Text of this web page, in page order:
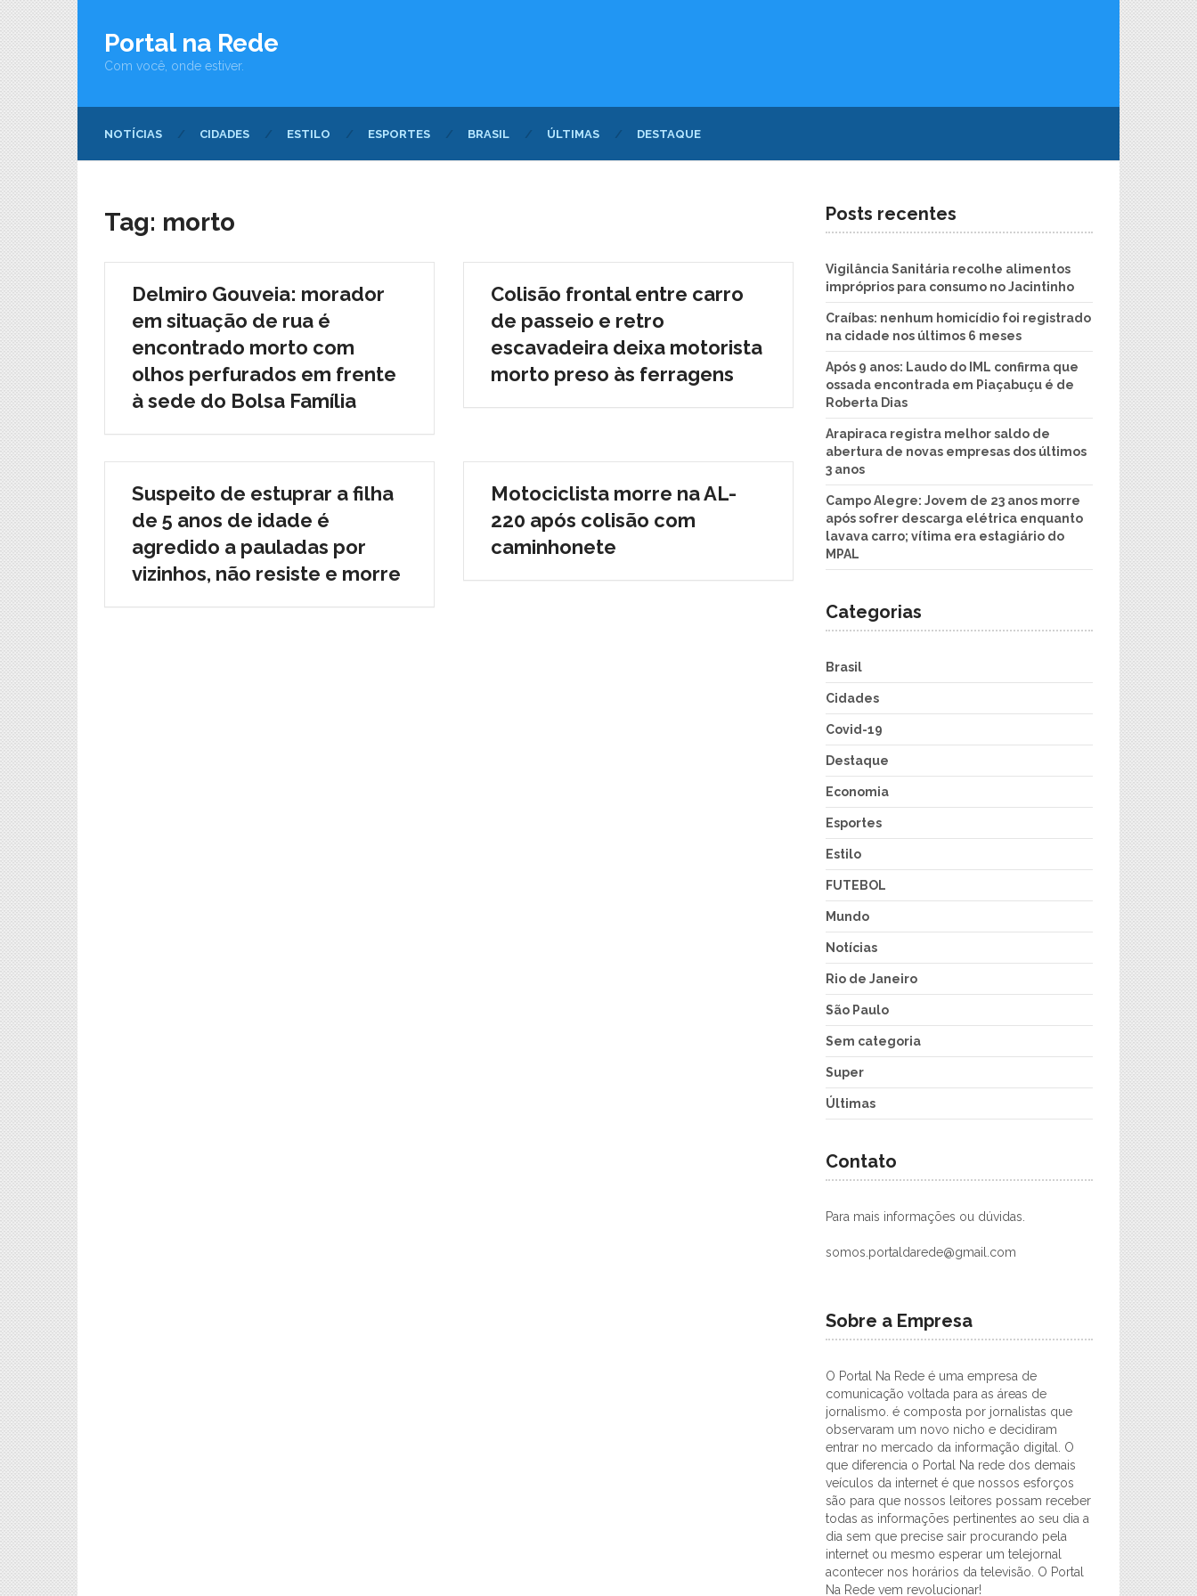
Portal na Rede
Com você, onde estiver.
NOTÍCIAS CIDADES ESTILO ESPORTES BRASIL ÚLTIMAS DESTAQUE
Tag: morto
Delmiro Gouveia: morador
em situação de rua é
encontrado morto com
olhos perfurados em frente
à sede do Bolsa Família
Colisão frontal entre carro
de passeio e retro
escavadeira deixa motorista
morto preso às ferragens
Suspeito de estuprar a filha
de 5 anos de idade é
agredido a pauladas por
vizinhos, não resiste e morre
Motociclista morre na AL-
220 após colisão com
caminhonete
Posts recentes
Vigilância Sanitária recolhe alimentos
impróprios para consumo no Jacintinho
Craíbas: nenhum homicídio foi registrado
na cidade nos últimos 6 meses
Após 9 anos: Laudo do IML confirma que
ossada encontrada em Piaçabuçu é de
Roberta Dias
Arapiraca registra melhor saldo de
abertura de novas empresas dos últimos
3 anos
Campo Alegre: Jovem de 23 anos morre
após sofrer descarga elétrica enquanto
lavava carro; vítima era estagiário do
MPAL
Categorias
Brasil
Cidades
Covid-19
Destaque
Economia
Esportes
Estilo
FUTEBOL
Mundo
Notícias
Rio de Janeiro
São Paulo
Sem categoria
Super
Últimas
Contato
Para mais informações ou dúvidas.
somos.portaldarede@gmail.com
Sobre a Empresa
O Portal Na Rede é uma empresa de
comunicação voltada para as áreas de
jornalismo. é composta por jornalistas que
observaram um novo nicho e decidiram
entrar no mercado da informação digital. O
que diferencia o Portal Na rede dos demais
veículos da internet é que nossos esforços
são para que nossos leitores possam receber
todas as informações pertinentes ao seu dia a
dia sem que precise sair procurando pela
internet ou mesmo esperar um telejornal
acontecer nos horários da televisão. O Portal
Na Rede vem revolucionar!